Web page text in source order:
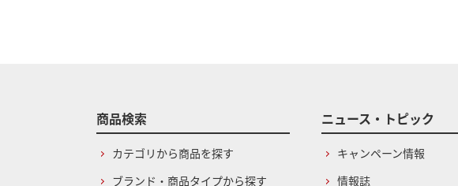
商品検索
カテゴリから商品を探す
ブランド・商品タイプから探す
ニュース・トピック
キャンペーン情報
情報誌